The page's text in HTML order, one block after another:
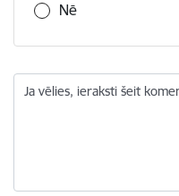
Nē
Ja vēlies, ieraksti šeit